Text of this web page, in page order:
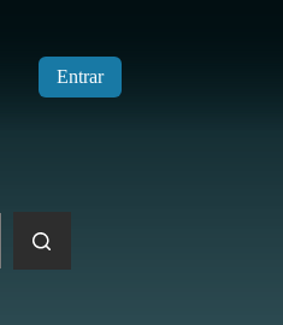
Entrar